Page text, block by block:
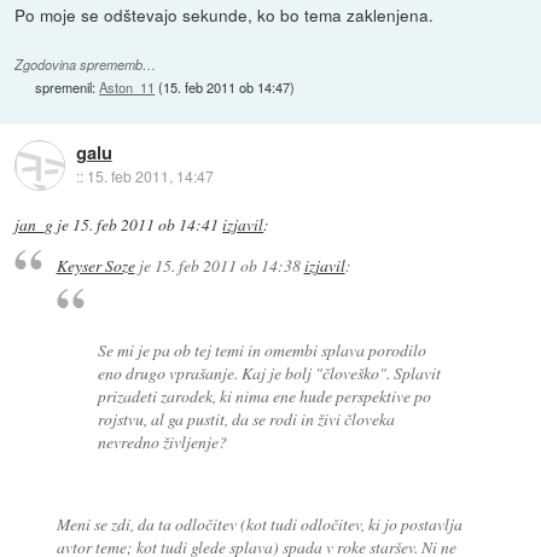
Po moje se odštevajo sekunde, ko bo tema zaklenjena.
Zgodovina sprememb…
spremenil:Aston_11 (15. feb 2011 ob 14:47)
galu
:: 15. feb 2011, 14:47
jan_g je 15. feb 2011 ob 14:41 izjavil:
Keyser Sozeje 15. feb 2011 ob 14:38izjavil:
Se mi je pa ob tej temi in omembi splava porodilo
eno drugo vprašanje. Kaj je bolj "človeško". Splavit
prizadeti zarodek, ki nima ene hude perspektive po
rojstvu, al ga pustit, da se rodi in živi človeka
nevredno življenje?
Meni se zdi, da ta odločitev (kot tudi odločitev, ki jo postavlja
avtor teme; kot tudi glede splava) spada v roke staršev. Ni ne